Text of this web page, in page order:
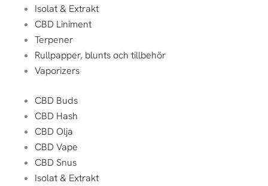
Isolat & Extrakt
CBD Liniment
Terpener
Rullpapper, blunts och tillbehör
Vaporizers
CBD Buds
CBD Hash
CBD Olja
CBD Vape
CBD Snus
Isolat & Extrakt